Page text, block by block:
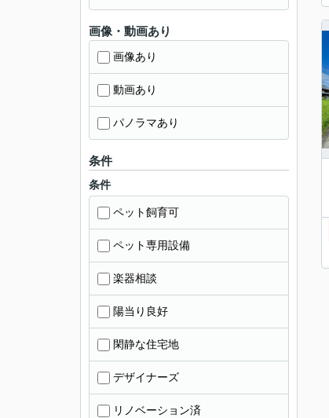
画像・動画あり
画像あり
動画あり
パノラマあり
条件
条件
ペット飼育可
ペット専用設備
楽器相談
陽当り良好
閑静な住宅地
デザイナーズ
リノベーション済